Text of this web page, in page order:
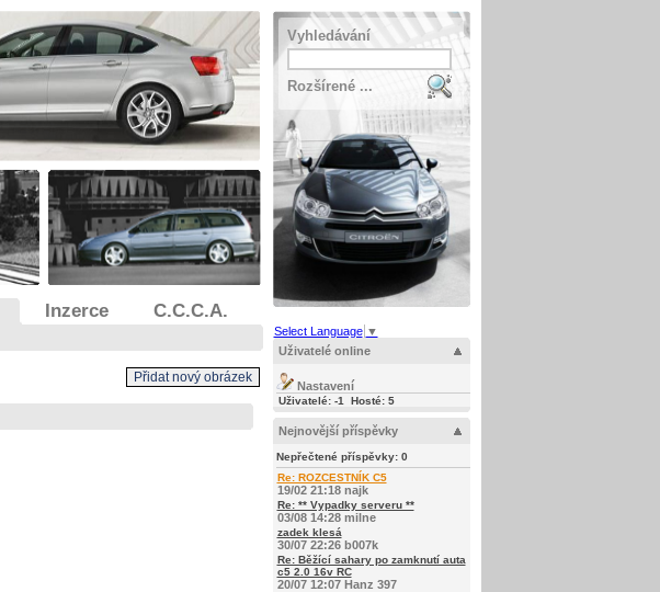
Vyhledávání
Rozšírené ...
Inzerce C.C.C.A.
Select Language ▼
Uživatelé online
Nastavení
Uživatelé: -1 Hosté: 7
Nejnovější příspěvky
Nepřečtené příspěvky: 0
Re: ROZCESTNÍK C5
19/02 21:18 najk
Re: ** Vypadky serveru **
03/08 14:28 milne
zadek klesá
30/07 22:26 b007k
Re: Běžící sahary po zamknutí auta
c5 2.0 16v RC
20/07 12:07 Hanz 397